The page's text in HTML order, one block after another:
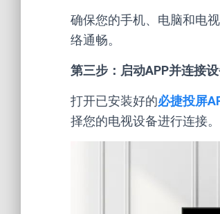
确保您的手机、电脑和电
络通畅。
第三步：启动APP并连接
打开已安装好的必捷投屏
择您的电视设备进行连接